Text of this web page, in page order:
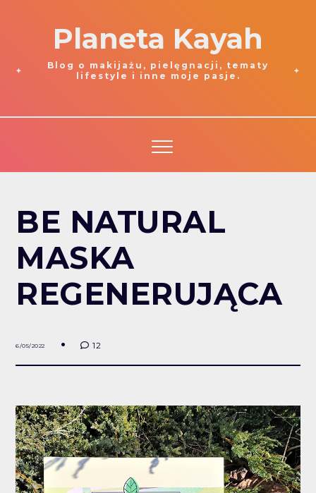
Planeta Kayah
Blog o makijażu, pielęgnacji, tematy
lifestyle i inne moje pasje.
BE NATURAL
MASKA
REGENERUJĄCA
6/05/2022 12